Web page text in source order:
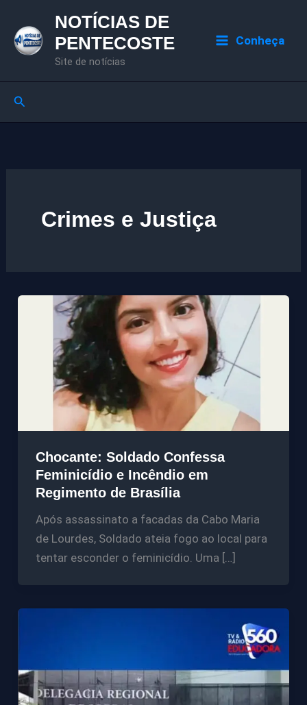
para
NOTÍCIAS DE
PENTECOSTE
Site de notícias
Conheça
Pesquisar
Crimes e Justiça
Chocante: Soldado Confessa
Feminicídio e Incêndio em
Regimento de Brasília
Após assassinato a facadas da Cabo Maria
de Lourdes, Soldado ateia fogo ao local para
tentar esconder o feminicídio. Uma […]